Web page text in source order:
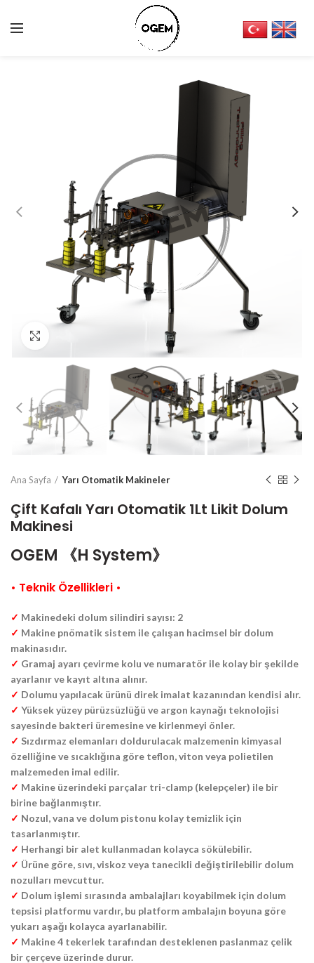
Ana Sayfa Yarı Otomatik Makineler
Çift Kafalı Yarı Otomatik 1Lt Likit Dolum
Makinesi
OGEM 《H System》
• Teknik Özellikleri •
✓ Makinedeki dolum silindiri sayısı: 2
✓ Makine pnömatik sistem ile çalışan hacimsel bir dolum
makinasıdır.
✓ Gramaj ayarı çevirme kolu ve numaratör ile kolay bir şekilde
ayarlanır ve kayıt altına alınır.
✓ Dolumu yapılacak ürünü direk imalat kazanından kendisi alır.
✓ Yüksek yüzey pürüzsüzlüğü ve argon kaynağı teknolojisi
sayesinde bakteri üremesine ve kirlenmeyi önler.
✓ Sızdırmaz elemanları doldurulacak malzemenin kimyasal
özelliğine ve sıcaklığına göre teflon, viton veya polietilen
malzemeden imal edilir.
✓ Makine üzerindeki parçalar tri-clamp (kelepçeler) ile bir
birine bağlanmıştır.
✓ Nozul, vana ve dolum pistonu kolay temizlik için
tasarlanmıştır.
✓ Herhangi bir alet kullanmadan kolayca sökülebilir.
✓ Ürüne göre, sıvı, viskoz veya tanecikli değiştirilebilir dolum
nozulları mevcuttur.
✓ Dolum işlemi sırasında ambalajları koyabilmek için dolum
tepsisi platformu vardır, bu platform ambalajın boyuna göre
yukarı aşağı kolayca ayarlanabilir.
✓ Makine 4 tekerlek tarafından desteklenen paslanmaz çelik
bir çerçeve üzerinde durur.